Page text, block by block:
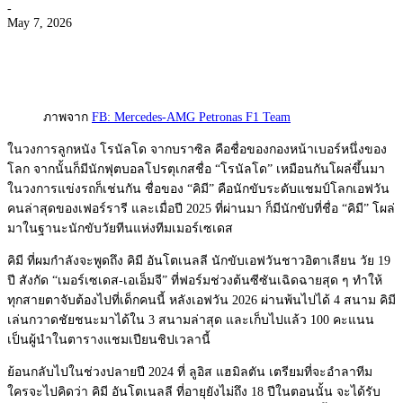
-
May 7, 2026
ภาพจาก FB: Mercedes-AMG Petronas F1 Team
ในวงการลูกหนัง โรนัลโด จากบราซิล คือชื่อของกองหน้าเบอร์หนึ่งของ
โลก จากนั้นก็มีนักฟุตบอลโปรตุเกสชื่อ “โรนัลโด” เหมือนกันโผล่ขึ้นมา
ในวงการแข่งรถก็เช่นกัน ชื่อของ “คิมี” คือนักขับระดับแชมป์โลกเอฟวัน
คนล่าสุดของเฟอร์รารี และเมื่อปี 2025 ที่ผ่านมา ก็มีนักขับที่ชื่อ “คิมี” โผล่
มาในฐานะนักขับวัยทีนแห่งทีมเมอร์เซเดส
คิมี ที่ผมกำลังจะพูดถึง คิมี อันโตเนลลี นักขับเอฟวันชาวอิตาเลียน วัย 19
ปี สังกัด “เมอร์เซเดส-เอเอ็มจี” ที่ฟอร์มช่วงต้นซีซันเฉิดฉายสุด ๆ ทำให้
ทุกสายตาจับต้องไปที่เด็กคนนี้ หลังเอฟวัน 2026 ผ่านพ้นไปได้ 4 สนาม คิมี
เล่นกวาดชัยชนะมาได้ใน 3 สนามล่าสุด และเก็บไปแล้ว 100 คะแนน
เป็นผู้นำในตารางแชมเปียนชิปเวลานี้
ย้อนกลับไปในช่วงปลายปี 2024 ที่ ลูอิส แฮมิลตัน เตรียมที่จะอำลาทีม
ใครจะไปคิดว่า คิมี อันโตเนลลี ที่อายุยังไม่ถึง 18 ปีในตอนนั้น จะได้รับ